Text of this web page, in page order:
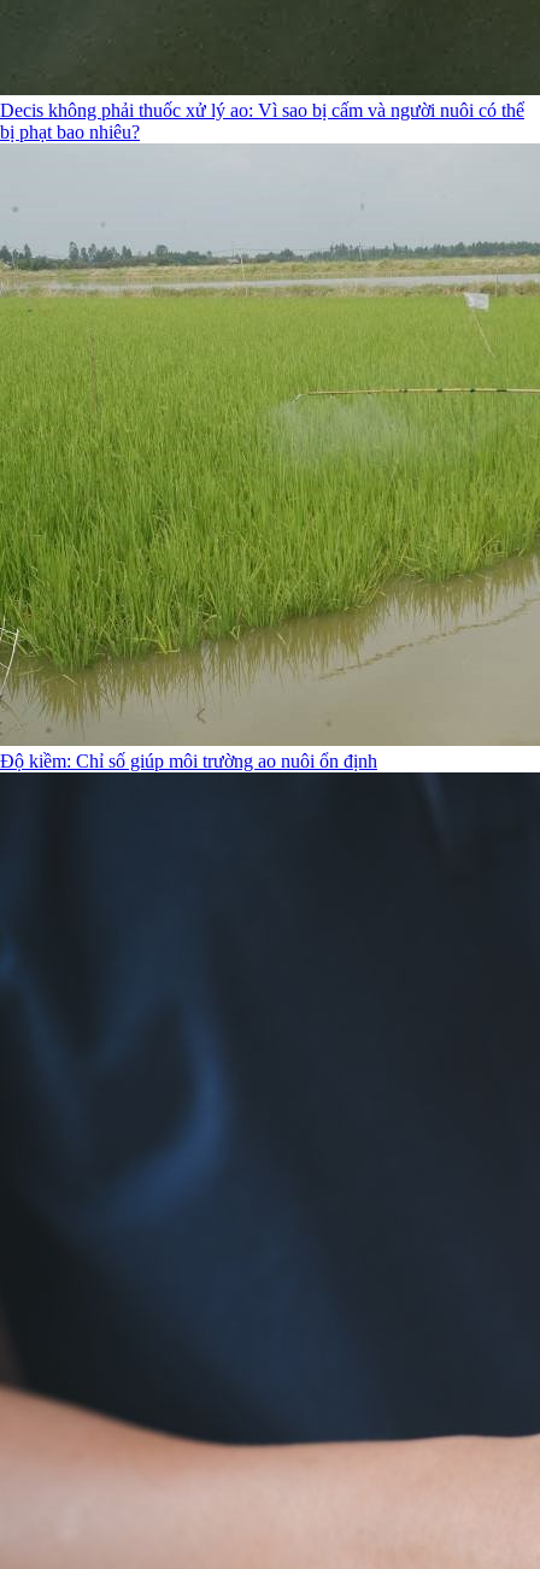
Decis không phải thuốc xử lý ao: Vì sao bị cấm và người nuôi có thể
bị phạt bao nhiêu?
Độ kiềm: Chỉ số giúp môi trường ao nuôi ổn định